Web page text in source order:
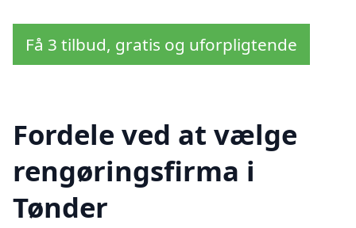
Få 3 tilbud, gratis og uforpligtende
Fordele ved at vælge
rengøringsfirma i
Tønder